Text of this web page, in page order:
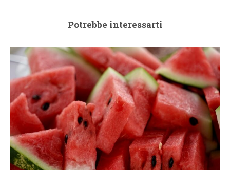
Potrebbe interessarti